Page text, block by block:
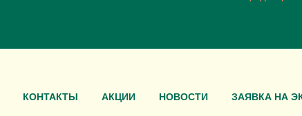
КОНТАКТЫ АКЦИИ НОВОСТИ ЗАЯВКА НА